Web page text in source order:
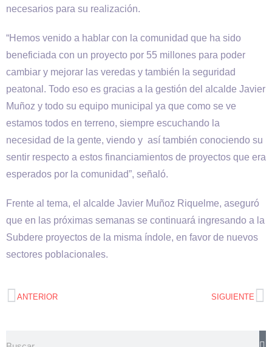
necesarios para su realización.
“Hemos venido a hablar con la comunidad que ha sido
beneficiada con un proyecto por 55 millones para poder
cambiar y mejorar las veredas y también la seguridad
peatonal. Todo eso es gracias a la gestión del alcalde Javier
Muñoz y todo su equipo municipal ya que como se ve
estamos todos en terreno, siempre escuchando la
necesidad de la gente, viendo y así también conociendo su
sentir respecto a estos financiamientos de proyectos que era
esperados por la comunidad”, señaló.
Frente al tema, el alcalde Javier Muñoz Riquelme, aseguró
que en las próximas semanas se continuará ingresando a la
Subdere proyectos de la misma índole, en favor de nuevos
sectores poblacionales.
ANTERIOR SIGUIENTE